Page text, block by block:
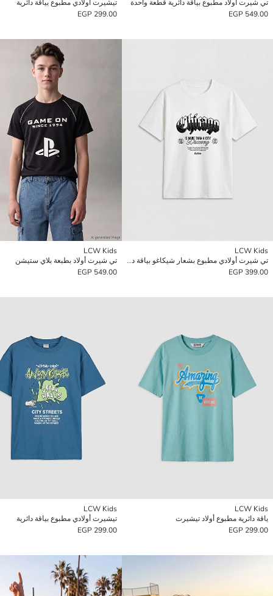
تي شيرت أولاد مطبوع بياقة دائرية قطعة واحدة
549.00 EGP
تيشيرت أولادي مطبوع بياقة دائرية
299.00 EGP
LCW Kids
تي شيرت أولادي مطبوع بشعار شيكاغو بياقة دائرية
399.00 EGP
LCW Kids
تي شيرت أولاد بطبعة بلاي ستيشن
549.00 EGP
LCW Kids
ياقة دائرية مطبوع أولاد تيشيرت
299.00 EGP
LCW Kids
تيشيرت أولادي مطبوع بياقة دائرية
299.00 EGP